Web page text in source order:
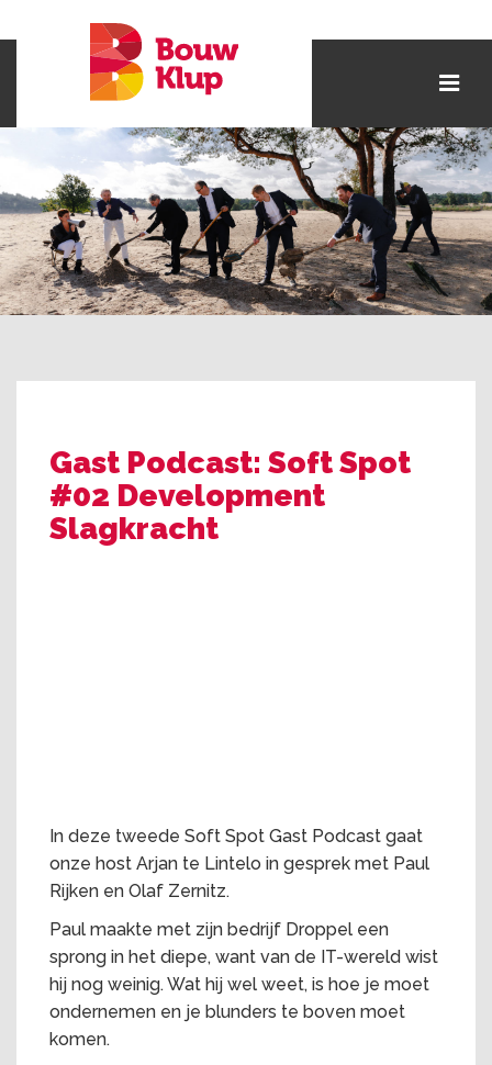
Gast Podcast: Soft Spot
#02 Development
Slagkracht
In deze tweede Soft Spot Gast Podcast gaat
onze host Arjan te Lintelo in gesprek met Paul
Rijken en Olaf Zernitz.
Paul maakte met zijn bedrijf Droppel een
sprong in het diepe, want van de IT-wereld wist
hij nog weinig. Wat hij wel weet, is hoe je moet
ondernemen en je blunders te boven moet
komen.